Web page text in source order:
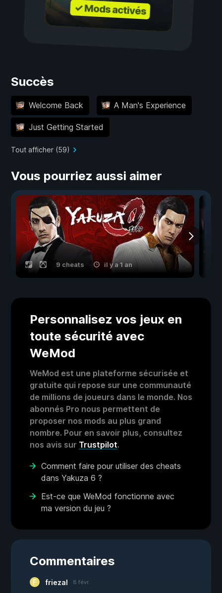
✓ Mods activés
Succès
Welcome Back A Man's Experience
Just Getting Started
Tout afficher (59)
Vous pourriez aussi aimer
9 cheats il y a 1 an
Personnalisez vos jeux en
toute sécurité avec
WeMod
WeMod est une plateforme sécurisée et
gratuite qui repose sur une communauté
de millions de joueurs dans le monde. Nos
abonnés Pro nous permettent de
proposer nos mods au plus grand
nombre. Pour en savoir plus, consultez
nos avis sur Trustpilot.
Comment faire pour utiliser des cheats
dans Yakuza 6 ?
Est-ce que WeMod fonctionne avec
ma version du jeu ?
Commentaires
friezal 8 févr.